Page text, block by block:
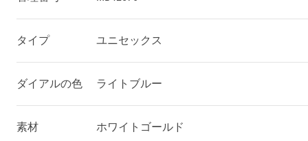
タイプ ユニセックス
ダイアルの色 ライトブルー
素材 ホワイトゴールド